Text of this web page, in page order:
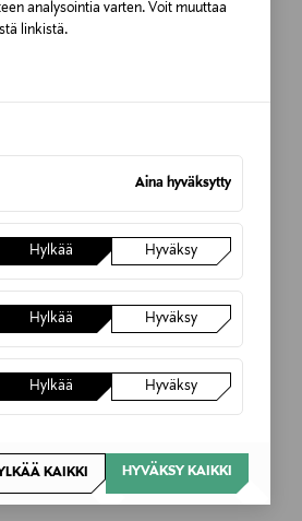
analysointia varten. Voit muuttaa
linkistä.
Aina hyväksytty
Hylkää Hyväksy
Hylkää Hyväksy
Hylkää Hyväksy
KAIKKI HYVÄKSY KAIKKI